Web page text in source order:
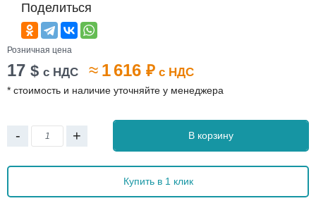
Поделиться
Розничная цена
17 $ с НДС ≈ 1 616 ₽ с НДС
* стоимость и наличие уточняйте у менеджера
- + В корзину
Купить в 1 клик